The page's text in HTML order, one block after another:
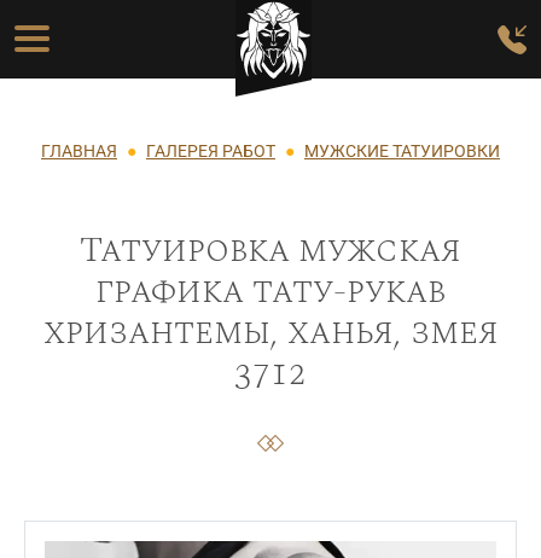
Перейти к основному содержанию
Основная навигация
Строка навигации
ГЛАВНАЯ ГАЛЕРЕЯ РАБОТ МУЖСКИЕ ТАТУИРОВКИ
Татуировка мужская
графика тату-рукав
хризантемы, ханья, змея
3712